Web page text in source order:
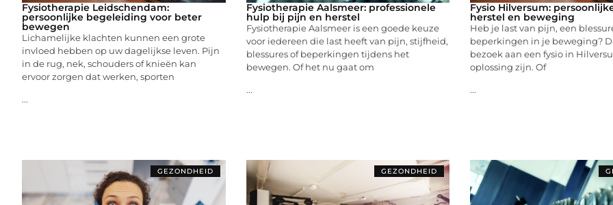
Fysiotherapie Leidschendam:
persoonlijke begeleiding voor beter
bewegen
Lichamelijke klachten kunnen een grote
invloed hebben op uw dagelijkse leven. Pijn
in de rug, nek, schouders of knieën kan
ervoor zorgen dat werken, sporten
...
Fysiotherapie Aalsmeer: professionele
hulp bij pijn en herstel
Fysiotherapie Aalsmeer is een goede keuze
voor iedereen die last heeft van pijn, stijfheid,
blessures of beperkingen tijdens het
bewegen. Of het nu gaat om
...
Fysio Hilversum:
herstel en beweging
Heb je last van pijn, een
beperkingen in je beweging?
bezoek aan een fysio in
oplossing zijn. Of
...
GEZONDHEID GEZONDHEID